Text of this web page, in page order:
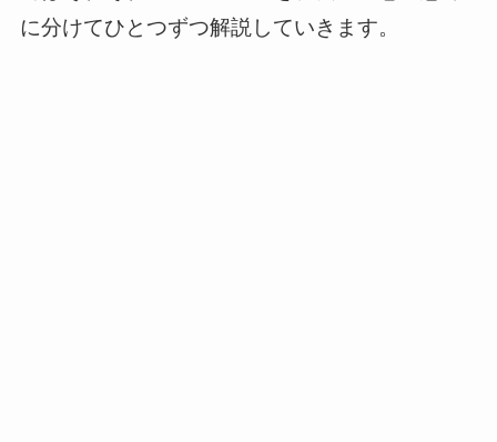
に分けてひとつずつ解説していきます。